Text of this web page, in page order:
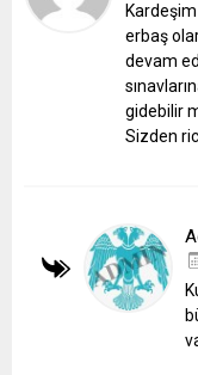
erbaş
devam
gidebilir
Sizden